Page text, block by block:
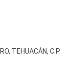
TEHUACÁN, C.P.